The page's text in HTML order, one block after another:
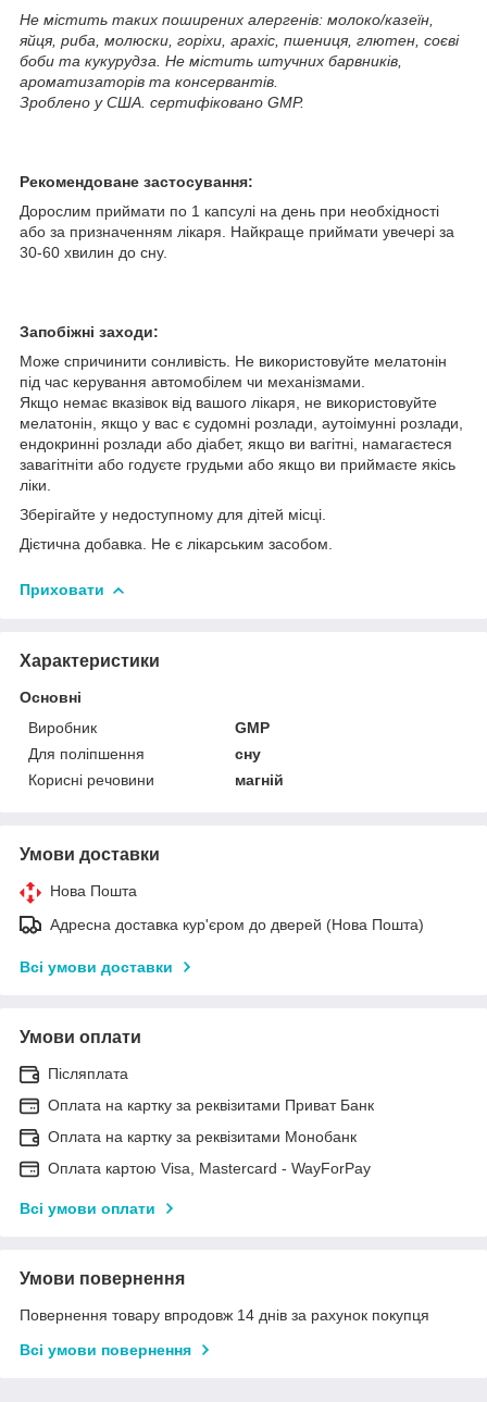
Не містить таких поширених алергенів: молоко/казеїн,
яйця, риба, молюски, горіхи, арахіс, пшениця, глютен, соєві
боби та кукурудза. Не містить штучних барвників,
ароматизаторів та консервантів.
Зроблено у США. сертифіковано GMP.
Рекомендоване застосування:
Дорослим приймати по 1 капсулі на день при необхідності
або за призначенням лікаря. Найкраще приймати увечері за
30-60 хвилин до сну.
Запобіжні заходи:
Може спричинити сонливість. Не використовуйте мелатонін
під час керування автомобілем чи механізмами.
Якщо немає вказівок від вашого лікаря, не використовуйте
мелатонін, якщо у вас є судомні розлади, аутоімунні розлади,
ендокринні розлади або діабет, якщо ви вагітні, намагаєтеся
завагітніти або годуєте грудьми або якщо ви приймаєте якісь
ліки.
Зберігайте у недоступному для дітей місці.
Дієтична добавка. Не є лікарським засобом.
Приховати
Характеристики
Основні
Виробник
GMP
Для поліпшення
сну
Корисні речовини
магній
Умови доставки
Нова Пошта
Адресна доставка кур'єром до дверей (Нова Пошта)
Всі умови доставки
Умови оплати
Післяплата
Оплата на картку за реквізитами Приват Банк
Оплата на картку за реквізитами Монобанк
Оплата картою Visa, Mastercard - WayForPay
Всі умови оплати
Умови повернення
Повернення товару впродовж 14 днів за рахунок покупця
Всі умови повернення